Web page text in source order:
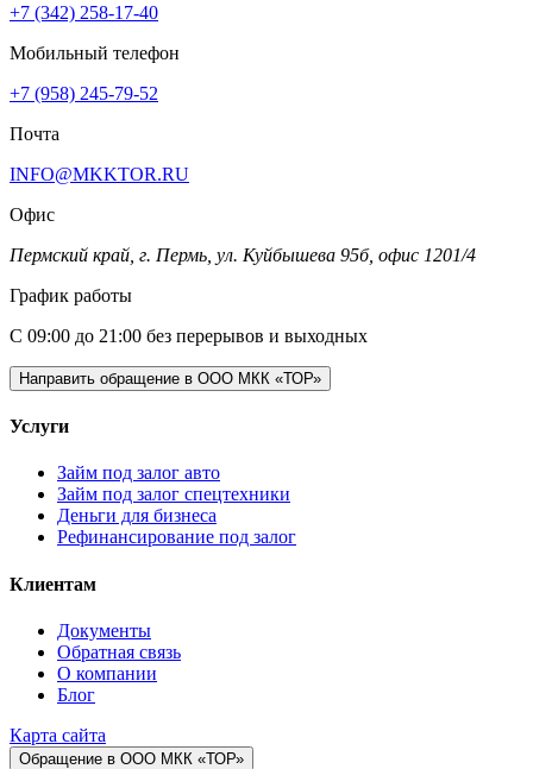
+7 (342) 258-17-40
Мобильный телефон
+7 (958) 245-79-52
Почта
INFO@MKKTOR.RU
Офис
Пермский край, г. Пермь, ул. Куйбышева 95б, офис 1201/4
График работы
С 09:00 до 21:00 без перерывов и выходных
Направить обращение в ООО МКК «ТОР»
Услуги
Займ под залог авто
Займ под залог спецтехники
Деньги для бизнеса
Рефинансирование под залог
Клиентам
Документы
Обратная связь
О компании
Блог
Карта сайта
Обращение в ООО МКК «ТОР»